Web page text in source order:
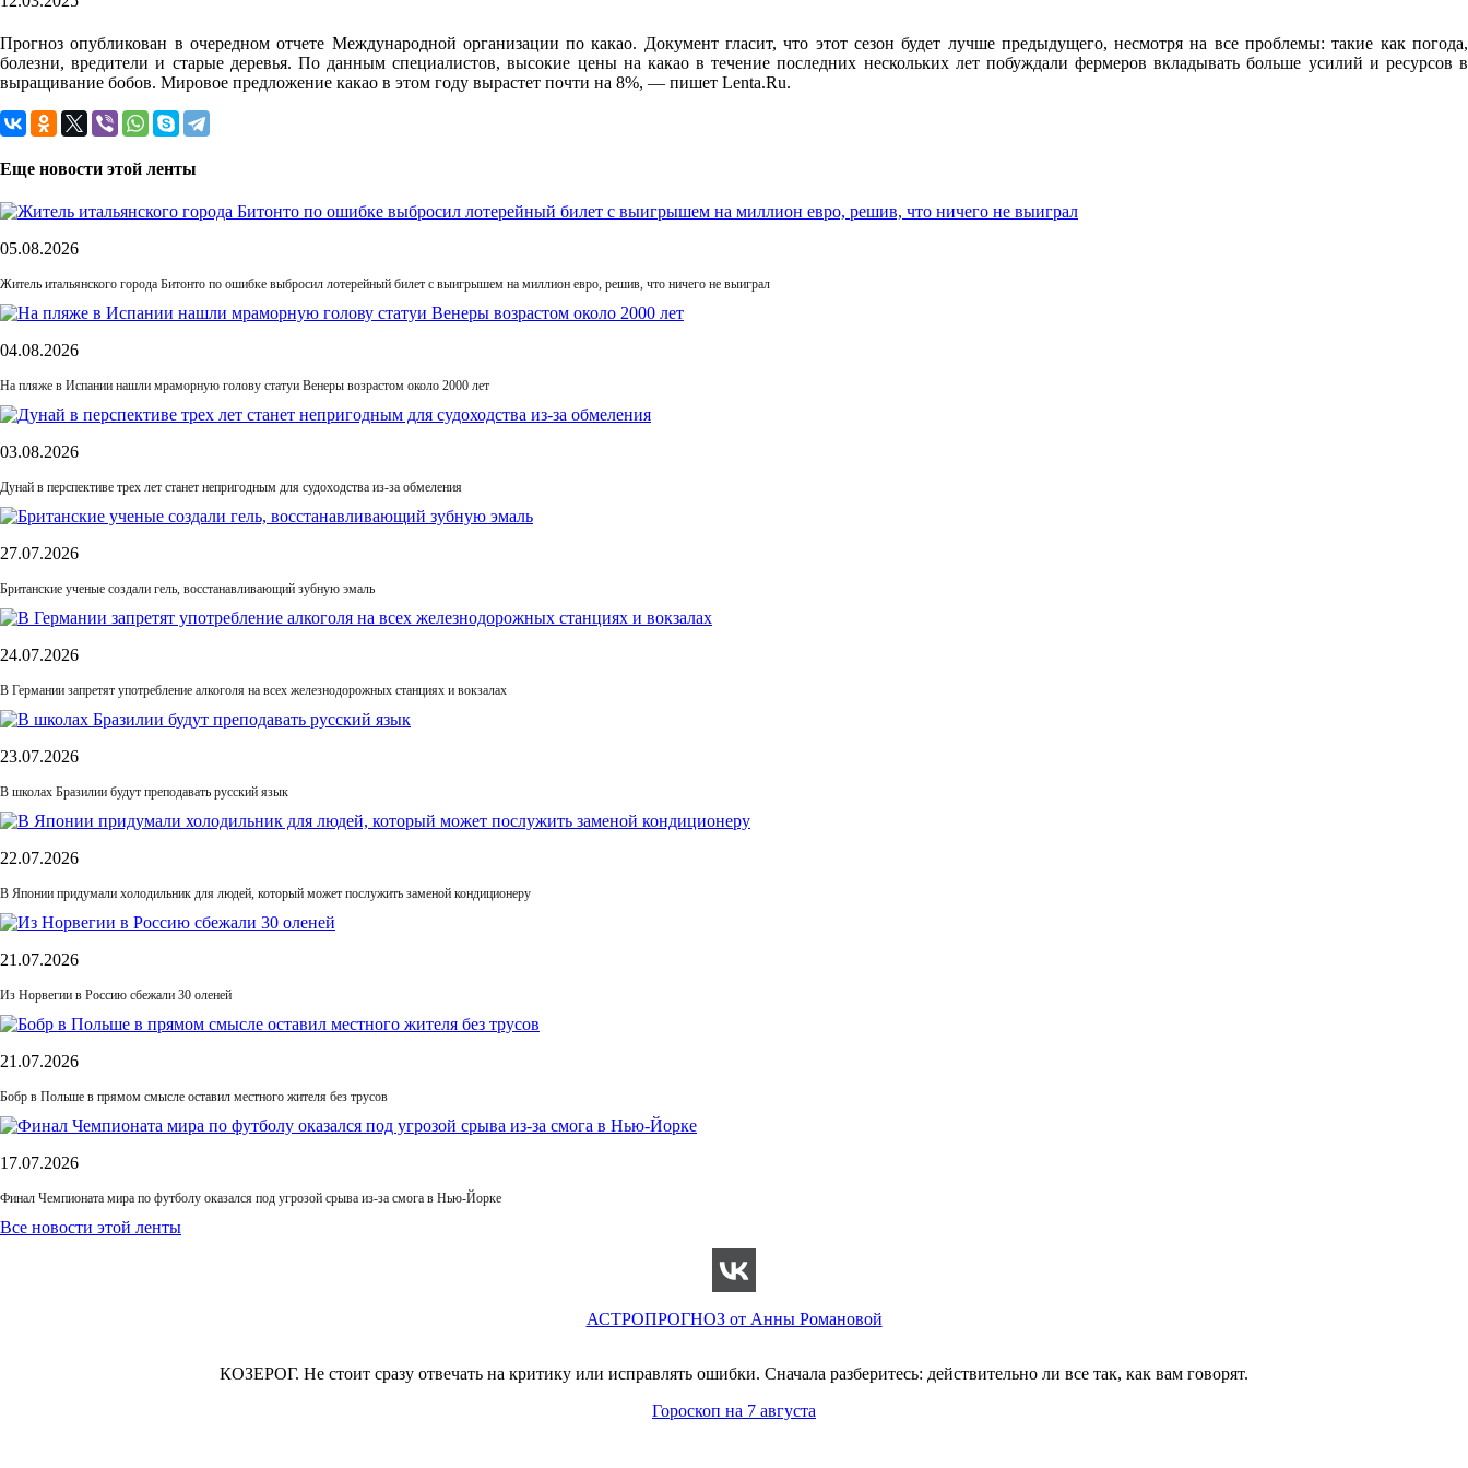
Прогноз опубликован в очередном отчете Международной организации по какао. Документ гласит, что этот сезон будет лучше предыдущего, несмотря на все проблемы: такие как погода,
болезни, вредители и старые деревья. По данным специалистов, высокие цены на какао в течение последних нескольких лет побуждали фермеров вкладывать больше усилий и ресурсов в
выращивание бобов. Мировое предложение какао в этом году вырастет почти на 8%, — пишет Lenta.Ru.
Еще новости этой ленты
05.08.2026
Житель итальянского города Битонто по ошибке выбросил лотерейный билет с выигрышем на миллион евро, решив, что ничего не выиграл
04.08.2026
На пляже в Испании нашли мраморную голову статуи Венеры возрастом около 2000 лет
03.08.2026
Дунай в перспективе трех лет станет непригодным для судоходства из-за обмеления
27.07.2026
Британские ученые создали гель, восстанавливающий зубную эмаль
24.07.2026
В Германии запретят употребление алкоголя на всех железнодорожных станциях и вокзалах
23.07.2026
В школах Бразилии будут преподавать русский язык
22.07.2026
В Японии придумали холодильник для людей, который может послужить заменой кондиционеру
21.07.2026
Из Норвегии в Россию сбежали 30 оленей
21.07.2026
Бобр в Польше в прямом смысле оставил местного жителя без трусов
17.07.2026
Финал Чемпионата мира по футболу оказался под угрозой срыва из-за смога в Нью-Йорке
Все новости этой ленты
АСТРОПРОГНОЗ от Анны Романовой
КОЗЕРОГ. Не стоит сразу отвечать на критику или исправлять ошибки. Сначала разберитесь: действительно ли все так, как вам говорят.
Гороскоп на 7 августа